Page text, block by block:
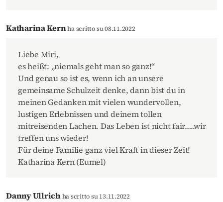
Katharina Kernha scritto su 08.11.2022
Liebe Miri,
es heißt: „niemals geht man so ganz!“
Und genau so ist es, wenn ich an unsere
gemeinsame Schulzeit denke, dann bist du in
meinen Gedanken mit vielen wundervollen,
lustigen Erlebnissen und deinem tollen
mitreisenden Lachen. Das Leben ist nicht fair…..wir
treffen uns wieder!
Für deine Familie ganz viel Kraft in dieser Zeit!
Katharina Kern (Eumel)
Danny Ullrichha scritto su 13.11.2022